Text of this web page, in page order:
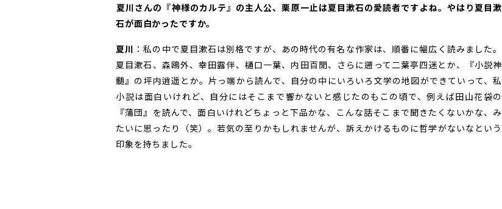
――夏川さんの『神様のカルテ』の主人公、栗原一止は夏目漱石の愛読者ですよね。やはり夏目漱
石が面白かったですか。
夏川 ：私の中で夏目漱石は別格ですが、あの時代の有名な作家は、順番に幅広く読みました。
夏目漱石、森鴎外、幸田露伴、樋口一葉、内田百閒、さらに遡って二葉亭四迷とか、『小説神
髄』の坪内逍遥とか。片っ端から読んで、自分の中にいろいろ文学の地図ができていって、私
小説は面白いけれど、自分にはそこまで響かないと感じたのもこの頃で、例えば田山花袋の
『蒲団』を読んで、面白いけれどちょっと下品かな、こんな話そこまで聞きたくないかな、み
たいに思ったり（笑）。若気の至りかもしれませんが、訴えかけるものに哲学がないなという
印象を持ちました。